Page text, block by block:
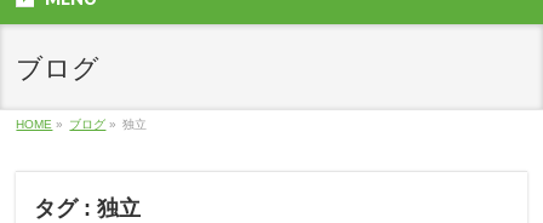
ブログ
HOME » ブログ » 独立
タグ : 独立